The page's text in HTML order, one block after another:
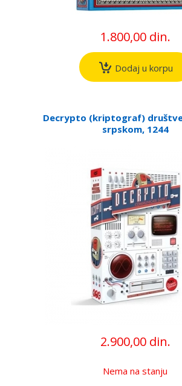
1.800,00 din.
Dodaj u korpu
Decrypto (kriptograf)
srpskom, 1244
2.900,00 din.
Nema na stanju